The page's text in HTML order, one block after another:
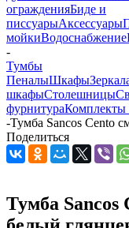
огражденияБиде и
писсуарыАксессуары
мойкиВодоснабжение
-
Тумбы
ПеналыШкафы
шкафыСтолешницы
фурнитураКомплекты
-Тумба Sancos Cento
Поделиться
Тумба Sancos